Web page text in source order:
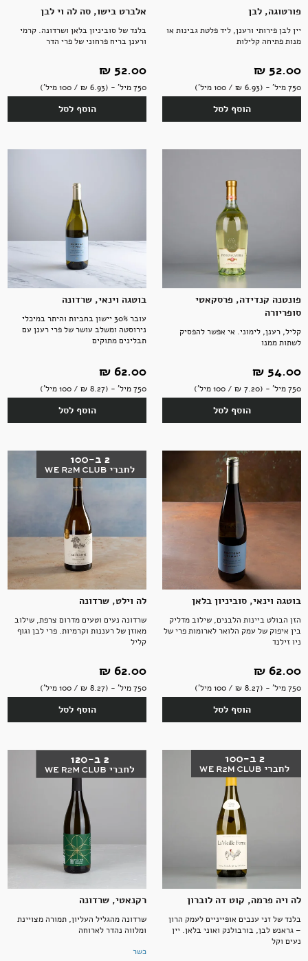
פורטוגה, לבן
יין לבן פירותי ורענן, ליד פלטת גבינות או
מנות פתיחה קלילות
52.00 ‏₪
750 מיל' - (6.93 ‏₪ / 100 מיל')
הוסף לסל
אלברט בישו, סה לה וי לבן
בלנד של סוביניון בלאן ושרדונה. קרמי
ורענן בריח פרחוני של פרי הדר
52.00 ‏₪
750 מיל' - (6.93 ‏₪ / 100 מיל')
הוסף לסל
פונטנה קנדידה, פרסקאטי
סופריורה
קליל, רענן, לימוני. אי אפשר להפסיק
לשתות ממנו
54.00 ‏₪
750 מיל' - (7.20 ‏₪ / 100 מיל')
הוסף לסל
בוטגה וינאי, שרדונה
עובר 30% יישון בחביות והיתר במיכלי
נירוסטה ומשלב עושר של פרי רענן עם
תבלינים מתוקים
62.00 ‏₪
750 מיל' - (8.27 ‏₪ / 100 מיל')
הוסף לסל
בוטגה וינאי, סוביניון בלאן
הזן הבולט ביינות הלבנים, שילוב מדליק
בין איפוק של עמק הלואר לארומות פרי של
ניו זילנד
62.00 ‏₪
750 מיל' - (8.27 ‏₪ / 100 מיל')
הוסף לסל
לה וילט, שרדונה
שרדונה נעים וטעים מדרום צרפת, שילוב
מאוזן של רעננות וקרמיות. פרי לבן וגוף
קליל
62.00 ‏₪
750 מיל' - (8.27 ‏₪ / 100 מיל')
הוסף לסל
לה ויה פרמה, קוט דה לוברון
בלנד של זני ענבים אופייניים לעמק הרון
– גראנש לבן, בורבולנק ואוני בלאן. יין
נעים וקל
רקנאטי, שרדונה
שרדונה מהגליל העליון, תמורה מצויינת
ומלווה נהדר לארוחה
כשר